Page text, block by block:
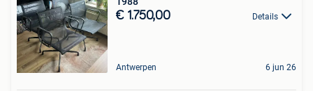
€ 1.750,00 Details
Antwerpen 6 jun 26